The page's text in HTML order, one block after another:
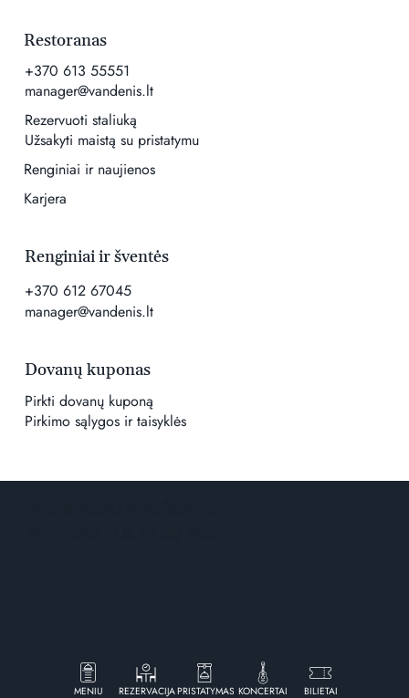
Renginiai ir šventės
+370 612 67045
manager@vandenis.lt
Restoranas
+370 613 55551
manager@vandenis.lt
Rezervuoti staliuką
Užsakyti maistą su pristatymu
Renginiai ir naujienos
Karjera
Dovanų kuponas
Pirkti dovanų kuponą
Pirkimo sąlygos ir taisyklės
MENIU REZERVACIJAPRISTATYMAS KONCERTAI BILIETAI